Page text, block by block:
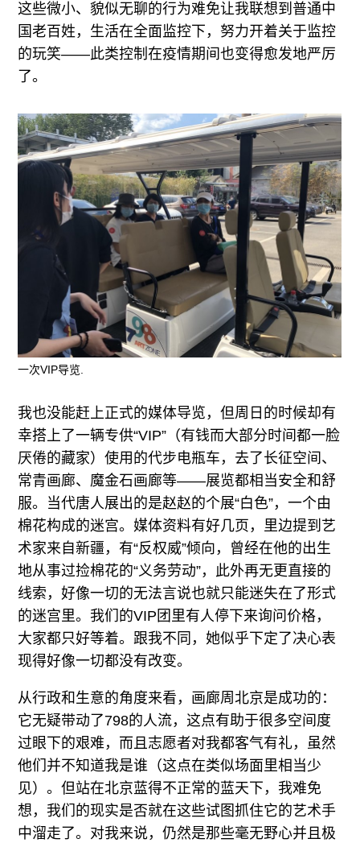
这些微小、貌似无聊的行为难免让我联想到普通中
国老百姓，生活在全面监控下，努力开着关于监控
的玩笑——此类控制在疫情期间也变得愈发地严厉
了。
一次VIP导览.
我也没能赶上正式的媒体导览，但周日的时候却有
幸搭上了一辆专供“VIP”（有钱而大部分时间都一脸
厌倦的藏家）使用的代步电瓶车，去了长征空间、
常青画廊、魔金石画廊等——展览都相当安全和舒
服。当代唐人展出的是赵赵的个展“白色”，一个由
棉花构成的迷宫。媒体资料有好几页，里边提到艺
术家来自新疆，有“反权威”倾向，曾经在他的出生
地从事过捡棉花的“义务劳动”，此外再无更直接的
线索，好像一切的无法言说也就只能迷失在了形式
的迷宫里。我们的VIP团里有人停下来询问价格，
大家都只好等着。跟我不同，她似乎下定了决心表
现得好像一切都没有改变。
从行政和生意的角度来看，画廊周北京是成功的：
它无疑带动了798的人流，这点有助于很多空间度
过眼下的艰难，而且志愿者对我都客气有礼，虽然
他们并不知道我是谁（这点在类似场面里相当少
见）。但站在北京蓝得不正常的蓝天下，我难免
想，我们的现实是否就在这些试图抓住它的艺术手
中溜走了。对我来说，仍然是那些毫无野心并且极